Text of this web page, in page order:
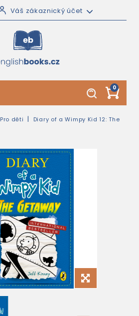
Váš zákaznický účet
0
Pro děti
Diary of a Wimpy Kid 12: The